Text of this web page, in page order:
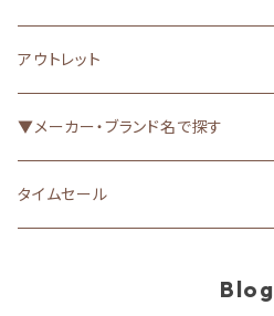
ガム
骨・軟骨・筋etc
漢方
グレインフリー・アレルゲンカット
消臭・消臭袋・お散歩グッズ
虫よけ
被毛・皮膚（UV・保湿etc）
アウトレット
▼メーカー・ブランド名で探す
ACANA（アカナ）
タイムセール
Blog